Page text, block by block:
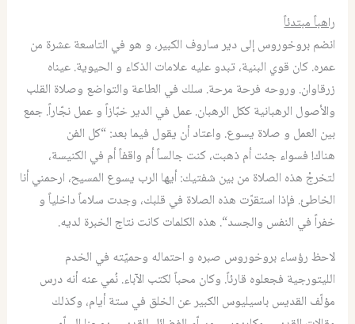
راهباً مبتدئاً
انضم بروخوروس إلى دير ساروف الكبير، و هو في التاسعة عشرة من
عمره.كان قوي البنية، تبدو عليه علامات الذكاء و الحيوية.عيناه
زرقاوان. وروحه فرحة مرحة. سلك في الطاعة والتواضع وصلاة القلب
والأصول الرهبانية ككل الرهبان.عمل في الدير خبّازاً و عمل نجّاراً.جمع
بين العمل و صلاة يسوع. واعتاد أن يقول فيما بعد: “كل الفن
هناك!فسواء جئت أم ذهبت، كنت جالساً أم واقفاً أم في الكنيسة،
لتخرجْ هذه الصلاة من بين شفتيك:أيها الرب يسوع المسيح، ارحمني أنا
الخاطئ. فإذا استقرّت هذه الصلاة في قلبك، وجدت سلاماً داخلياً و
خفراً في النفس والجسد“. هذه الكلمات كانت نتاج الخبرة لديه.
لاحظ رؤساء بروخوروس صبره و احتماله وحميّته في الخدم
الليتورجية فجعلوه قارئاً. وكان محباً لكتب الآباء.نُمي عنه أنه درس
مؤلّف القديس باسيليوس الكبير عن الخلق في ستة أيام، وكذلك